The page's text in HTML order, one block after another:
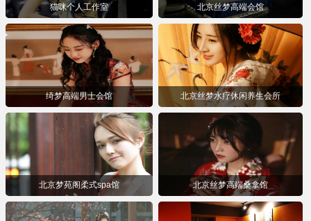
猫咪个人工作室 北京丝梦高端会馆
绮梦高端男士会馆 北京丝梦水疗休闲养生会所
北京梦苑阁柔式spa馆 北京丝梦高端桑拿馆